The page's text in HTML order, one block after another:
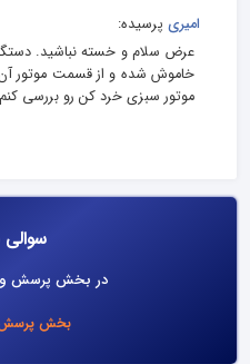
امیری پرسیده:
عرض سلام و خسته نباشید.
خاموش شده و از قسمت موتور
موتور سبزی خرد کن رو بررسی
سوالی
در بخش پرسش و
بخش پرسش